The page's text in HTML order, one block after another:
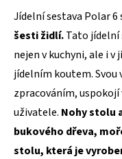
Jídelní sestava Polar 6
šesti židlí.Tato jídelní
nejen v kuchyni, ale i
jídelním koutem. Svou
zpracováním, uspokojí
uživatele. Nohy stolu
bukového dřeva,
stolu, která je